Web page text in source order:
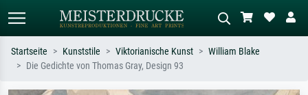
Startseite Kunststile Viktorianische Kunst
William Blake
Die Gedichte von Thomas Gray, Design 93